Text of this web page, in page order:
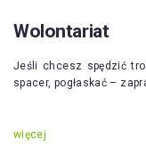
Wolontariat
Jeśli chcesz spędzić
spacer, pogłaskać –
więcej